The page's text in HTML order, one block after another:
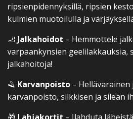
ripsienpidennyksillä, ripsien
kulmien muotoilulla ja
🦶 Jalkahoidot – Hemmottele
varpaankynsien geelilakkauksia,
jalkahoitoja!
🪒 Karvanpoisto – Hellävarainen
karvanpoisto, silkkisen ja sileän